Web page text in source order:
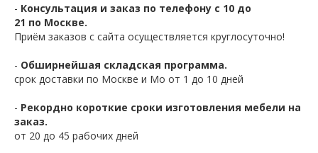
- Консультация и заказ по телефону с 10 до
21 по Москве.
Приём заказов с сайта осуществляется круглосуточно!
- Обширнейшая складская программа.
срок доставки по Москве и Мо от 1 до 10 дней
- Рекордно короткие сроки изготовления мебели на
заказ.
от 20 до 45 рабочих дней